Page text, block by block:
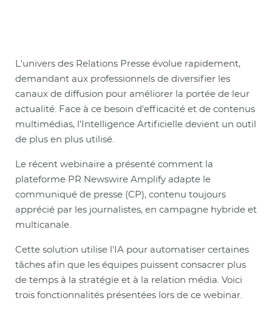
L'univers des Relations Presse évolue rapidement,
demandant aux professionnels de diversifier les
canaux de diffusion pour améliorer la portée de leur
actualité. Face à ce besoin d'efficacité et de contenus
multimédias, l'Intelligence Artificielle devient un outil
de plus en plus utilisé.
Le récent webinaire a présenté comment la
plateforme PR Newswire Amplify adapte le
communiqué de presse (CP), contenu toujours
apprécié par les journalistes, en campagne hybride et
multicanale.
Cette solution utilise l'IA pour automatiser certaines
tâches afin que les équipes puissent consacrer plus
de temps à la stratégie et à la relation média. Voici
trois fonctionnalités présentées lors de ce webinar.